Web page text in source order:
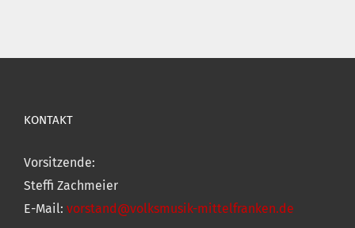
KONTAKT
Vorsitzende:
Steffi Zachmeier
E-Mail: vorstand@volksmusik-mittelfranken.de